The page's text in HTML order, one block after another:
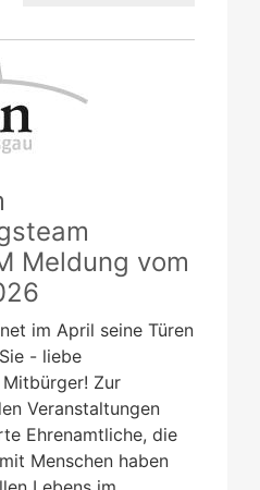
Meldung vom
im April seine Türen
- liebe
Zur
Veranstaltungen
Ehrenamtliche, die
Menschen haben